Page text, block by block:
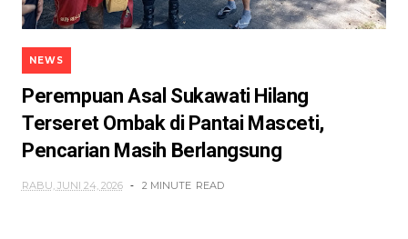
NEWS
Perempuan Asal Sukawati Hilang
Terseret Ombak di Pantai Masceti,
Pencarian Masih Berlangsung
RABU, JUNI 24, 2026 2 MINUTE READ